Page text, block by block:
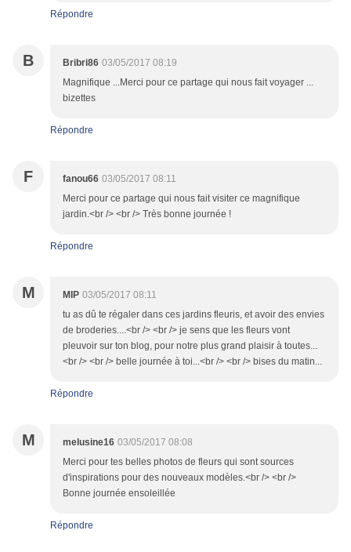
Répondre
B Bribri86 03/05/2017 08:19
Magnifique ...Merci pour ce partage qui nous fait voyager ...
bizettes
Répondre
F fanou66 03/05/2017 08:11
Merci pour ce partage qui nous fait visiter ce magnifique
jardin.<br /> <br /> Très bonne journée !
Répondre
M MIP 03/05/2017 08:11
tu as dû te régaler dans ces jardins fleuris, et avoir des envies
de broderies....<br /> <br /> je sens que les fleurs vont
pleuvoir sur ton blog, pour notre plus grand plaisir à toutes...
<br /> <br /> belle journée à toi...<br /> <br /> bises du matin...
Répondre
M melusine16 03/05/2017 08:08
Merci pour tes belles photos de fleurs qui sont sources
d'inspirations pour des nouveaux modèles.<br /> <br />
Bonne journée ensoleillée
Répondre